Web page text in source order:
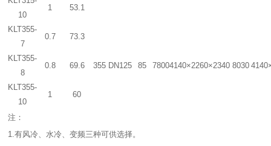
10
1 53.1
KLT355-
7
0.7 73.3
355 DN125 85 78004140×2260×2340 8030
KLT355-
8
0.8 69.6
KLT355-
10
1 60
注：
1.有风冷、水冷、变频三种可供选择。